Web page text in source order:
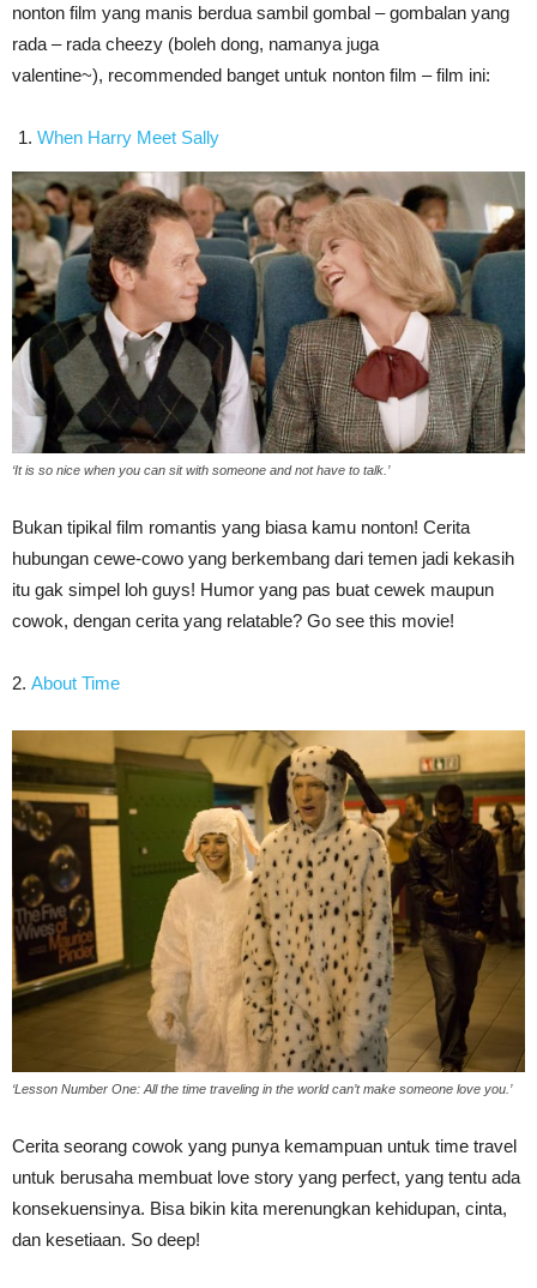
nonton film yang manis berdua sambil gombal – gombalan yang
rada – rada cheezy (boleh dong, namanya juga
valentine~), recommended banget untuk nonton film – film ini:
When Harry Meet Sally
‘It is so nice when you can sit with someone and not have to talk.’
Bukan tipikal film romantis yang biasa kamu nonton! Cerita
hubungan cewe-cowo yang berkembang dari temen jadi kekasih
itu gak simpel loh guys! Humor yang pas buat cewek maupun
cowok, dengan cerita yang relatable? Go see this movie!
2. About Time
‘Lesson Number One: All the time traveling in the world can’t make someone love you.’
Cerita seorang cowok yang punya kemampuan untuk time travel
untuk berusaha membuat love story yang perfect, yang tentu ada
konsekuensinya. Bisa bikin kita merenungkan kehidupan, cinta,
dan kesetiaan. So deep!